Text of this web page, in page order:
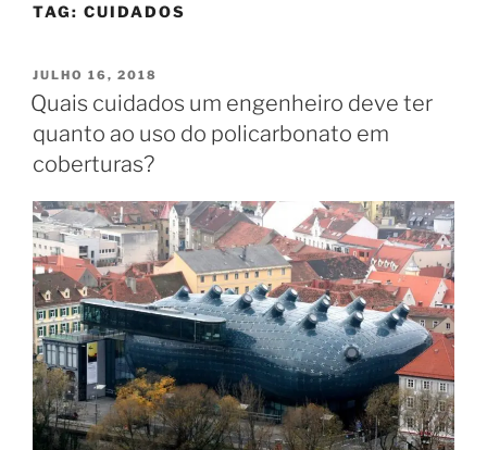
TAG: CUIDADOS
PUBLICADO
EM
JULHO 16, 2018
Quais cuidados um engenheiro deve ter
quanto ao uso do policarbonato em
coberturas?